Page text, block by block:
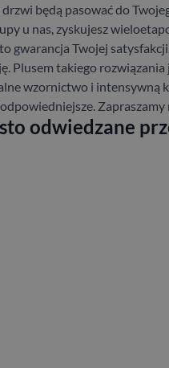
drzwi będą pasować do
u nas, zyskujesz
gwarancja Twojej
Plusem takiego
wzornictwo i intensywną
odwiedzane